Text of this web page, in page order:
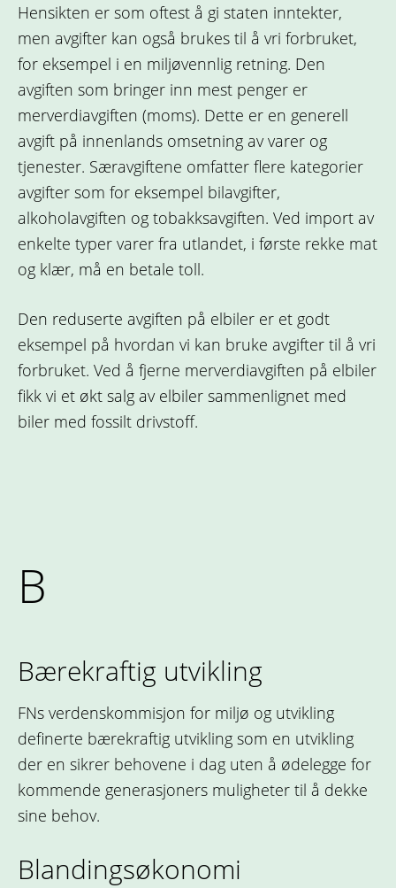
Hensikten er som oftest å gi staten inntekter,
men avgifter kan også brukes til å vri forbruket,
for eksempel i en miljøvennlig retning. Den
avgiften som bringer inn mest penger er
merverdiavgiften (moms). Dette er en generell
avgift på innenlands omsetning av varer og
tjenester. Særavgiftene omfatter flere kategorier
avgifter som for eksempel bilavgifter,
alkoholavgiften og tobakksavgiften. Ved import av
enkelte typer varer fra utlandet, i første rekke mat
og klær, må en betale toll.
Den reduserte avgiften på elbiler er et godt
eksempel på hvordan vi kan bruke avgifter til å vri
forbruket. Ved å fjerne merverdiavgiften på elbiler
fikk vi et økt salg av elbiler sammenlignet med
biler med fossilt drivstoff.
B
Bærekraftig utvikling
FNs verdenskommisjon for miljø og utvikling
definerte bærekraftig utvikling som en utvikling
der en sikrer behovene i dag uten å ødelegge for
kommende generasjoners muligheter til å dekke
sine behov.
Blandingsøkonomi